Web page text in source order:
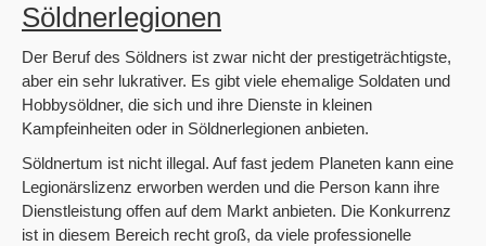
Söldnerlegionen
Der Beruf des Söldners ist zwar nicht der prestigeträchtigste,
aber ein sehr lukrativer. Es gibt viele ehemalige Soldaten und
Hobbysöldner, die sich und ihre Dienste in kleinen
Kampfeinheiten oder in Söldnerlegionen anbieten.
Söldnertum ist nicht illegal. Auf fast jedem Planeten kann eine
Legionärslizenz erworben werden und die Person kann ihre
Dienstleistung offen auf dem Markt anbieten. Die Konkurrenz
ist in diesem Bereich recht groß, da viele professionelle